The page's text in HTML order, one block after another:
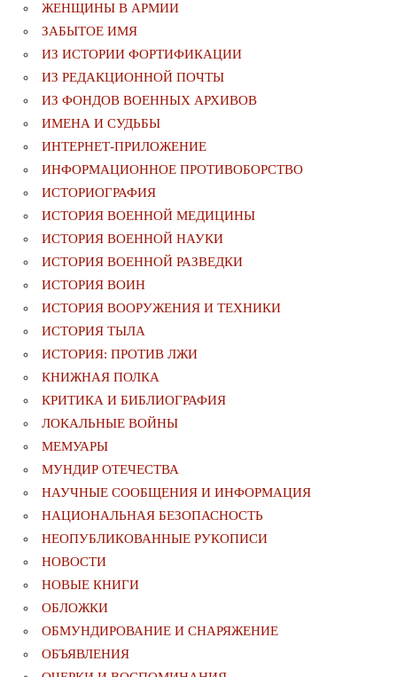
ЖЕНЩИНЫ В АРМИИ
ЗАБЫТОЕ ИМЯ
ИЗ ИСТОРИИ ФОРТИФИКАЦИИ
ИЗ РЕДАКЦИОННОЙ ПОЧТЫ
ИЗ ФОНДОВ ВОЕННЫХ АРХИВОВ
ИМЕНА И СУДЬБЫ
ИНТЕРНЕТ-ПРИЛОЖЕНИЕ
ИНФОРМАЦИОННОЕ ПРОТИВОБОРСТВО
ИСТОРИОГРАФИЯ
ИСТОРИЯ ВОЕННОЙ МЕДИЦИНЫ
ИСТОРИЯ ВОЕННОЙ НАУКИ
ИСТОРИЯ ВОЕННОЙ РАЗВЕДКИ
ИСТОРИЯ ВОИН
ИСТОРИЯ ВООРУЖЕНИЯ И ТЕХНИКИ
ИСТОРИЯ ТЫЛА
ИСТОРИЯ: ПРОТИВ ЛЖИ
КНИЖНАЯ ПОЛКА
КРИТИКА И БИБЛИОГРАФИЯ
ЛОКАЛЬНЫЕ ВОЙНЫ
МЕМУАРЫ
МУНДИР ОТЕЧЕСТВА
НАУЧНЫЕ СООБЩЕНИЯ И ИНФОРМАЦИЯ
НАЦИОНАЛЬНАЯ БЕЗОПАСНОСТЬ
НЕОПУБЛИКОВАННЫЕ РУКОПИСИ
НОВОСТИ
НОВЫЕ КНИГИ
ОБЛОЖКИ
ОБМУНДИРОВАНИЕ И СНАРЯЖЕНИЕ
ОБЪЯВЛЕНИЯ